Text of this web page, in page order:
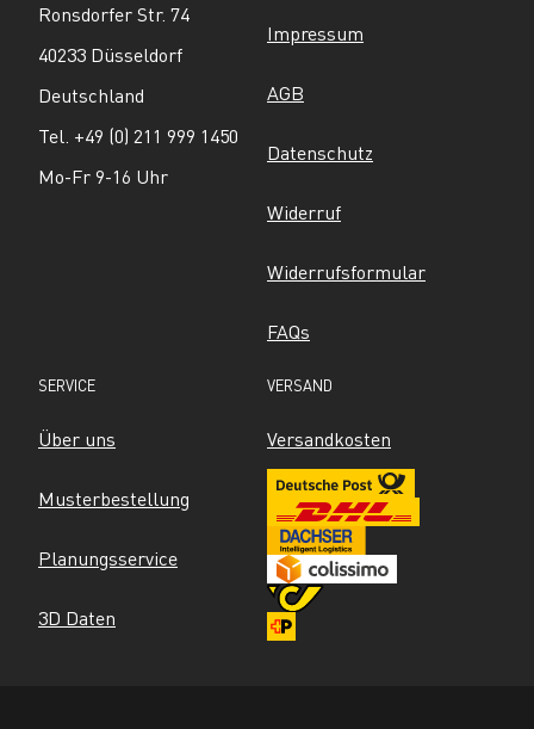
Ronsdorfer Str. 74
40233 Düsseldorf
Deutschland
Tel. +49 (0) 211 999 1450
Mo-Fr 9-16 Uhr
Impressum
AGB
Datenschutz
Widerruf
Widerrufsformular
FAQs
SERVICE
Über uns
Musterbestellung
Planungsservice
3D Daten
VERSAND
Versandkosten